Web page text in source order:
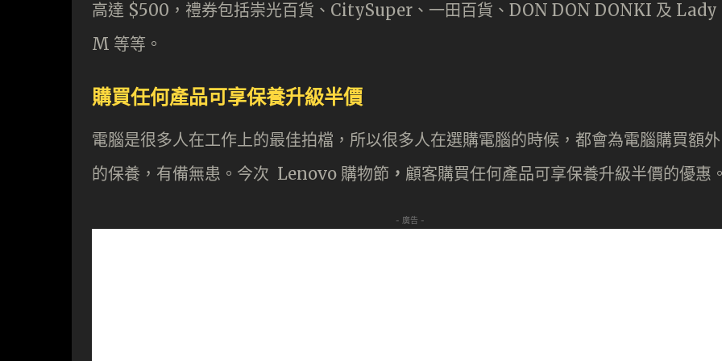
高達 $500，禮券包括崇光百貨、CitySuper、一田百貨、DON DON DONKI 及 Lady
M 等等。
購買任何產品可享保養升級半價
電腦是很多人在工作上的最佳拍檔，所以很多人在選購電腦的時候，都會為電腦購買額外
的保養，有備無患。今次 Lenovo 購物節 ， 顧客購買任何產品可享保養升級半價的優惠
- 廣告 -